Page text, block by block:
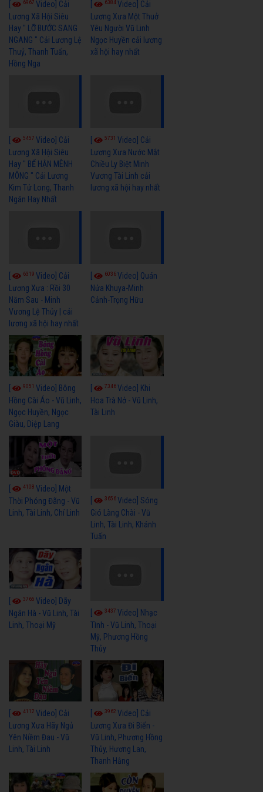
6967 Video] Cải
Lương Xã Hội Siêu
Hay " LỠ BƯỚC SANG
NGANG " Cải Lương Lệ
Thuỷ, Thanh Tuấn,
Hồng Nga
6384Video] Cải
Lương Xưa Một Thuở
Yêu Người Vũ Linh
Ngọc Huyền cải lương
xã hội hay nhất
5457 Video] Cải
Lương Xã Hội Siêu
Hay " BỂ HẬN MÊNH
MÔNG " Cải Lương
Kim Tử Long, Thanh
Ngân Hay Nhất
5731Video] Cải
Lương Xưa Nước Mắt
Chiều Ly Biệt Minh
Vương Tài Linh cải
lương xã hội hay nhất
6319 Video] Cải
Lương Xưa : Rồi 30
Năm Sau - Minh
Vương Lệ Thủy | cải
lương xã hội hay nhất
6036Video] Quán
Nửa Khuya-Minh
Cảnh-Trọng Hữu
9051 Video] Bông
Hồng Cài Áo - Vũ Linh,
Ngọc Huyền, Ngọc
Giàu, Diệp Lang
7346Video] Khi
Hoa Trà Nở - Vũ Linh,
Tài Linh
4108 Video] Một
Thời Phóng Đãng - Vũ
Linh, Tài Linh, Chí Linh
3656Video] Sóng
Gió Làng Chài - Vũ
Linh, Tài Linh, Khánh
Tuấn
3765 Video] Dãy
Ngân Hà - Vũ Linh, Tài
Linh, Thoại Mỹ
3437Video] Nhạc
Tình - Vũ Linh, Thoại
Mỹ, Phương Hồng
Thủy
4112 Video] Cải
Lương Xưa Hãy Ngủ
Yên Niềm Đau - Vũ
Linh, Tài Linh
3962Video] Cải
Lương Xưa Đi Biển -
Vũ Linh, Phương Hồng
Thủy, Hương Lan,
Thanh Hằng